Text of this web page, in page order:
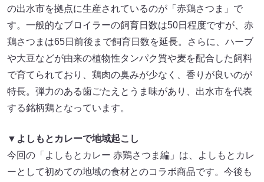
の出水市を拠点に生産されているのが「赤鶏さつま」で
す。一般的なブロイラーの飼育日数は50日程度ですが、赤
鶏さつまは65日前後まで飼育日数を延長。さらに、ハーブ
や大豆などが由来の植物性タンパク質や麦を配合した飼料
で育てられており、鶏肉の臭みが少なく、香りが良いのが
特長。弾力のある歯ごたえとうま味があり、出水市を代表
する銘柄鶏となっています。
▼よしもとカレーで地域起こし
今回の「よしもとカレー 赤鶏さつま編」は、よしもとカレ
ーとして初めての地域の食材とのコラボ商品です。今後も